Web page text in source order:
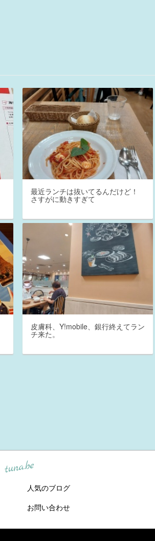
最近ランチは抜いてるんだけど！
さすがに動きすぎて
皮膚科、Y!mobile、銀行終えてラン
チ来た。
tuna.be
人気のブログ
お問い合わせ